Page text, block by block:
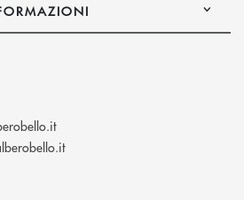
(si apre l’app di posta
(si apre l’app di posta